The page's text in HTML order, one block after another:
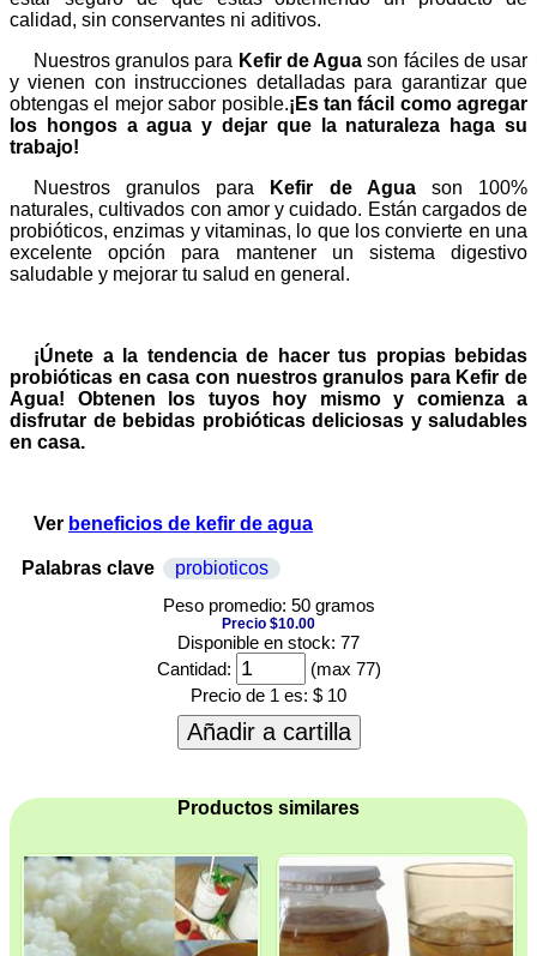
calidad, sin conservantes ni aditivos.
Nuestros granulos para Kefir de Aguason fáciles de usar
y vienen con instrucciones detalladas para garantizar que
obtengas el mejor sabor posible.¡Es tan fácil como agregar
los hongos a agua y dejar que la naturaleza haga su
trabajo!
Nuestros granulos para
Kefir de Aguason 100%
naturales, cultivados con amor y cuidado. Están cargados de
probióticos, enzimas y vitaminas, lo que los convierte en una
excelente opción para mantener un sistema digestivo
saludable y mejorar tu salud en general.
¡Únete a la tendencia de hacer tus propias bebidas
probióticas en casa con nuestros granulos para Kefir de
Agua! Obtenen los tuyos hoy mismo y comienza a
disfrutar de bebidas probióticas deliciosas y saludables
en casa.
Ver beneficios de kefir de agua
Palabras clave
probioticos
Peso promedio: 50 gramos
Precio $10.00
Disponible en stock: 77
Cantidad:
(max 77)
Precio de 1 es: $ 10
Añadir a cartilla
Productos similares